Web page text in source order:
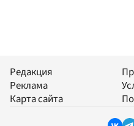
Редакция
Реклама
Карта сайта